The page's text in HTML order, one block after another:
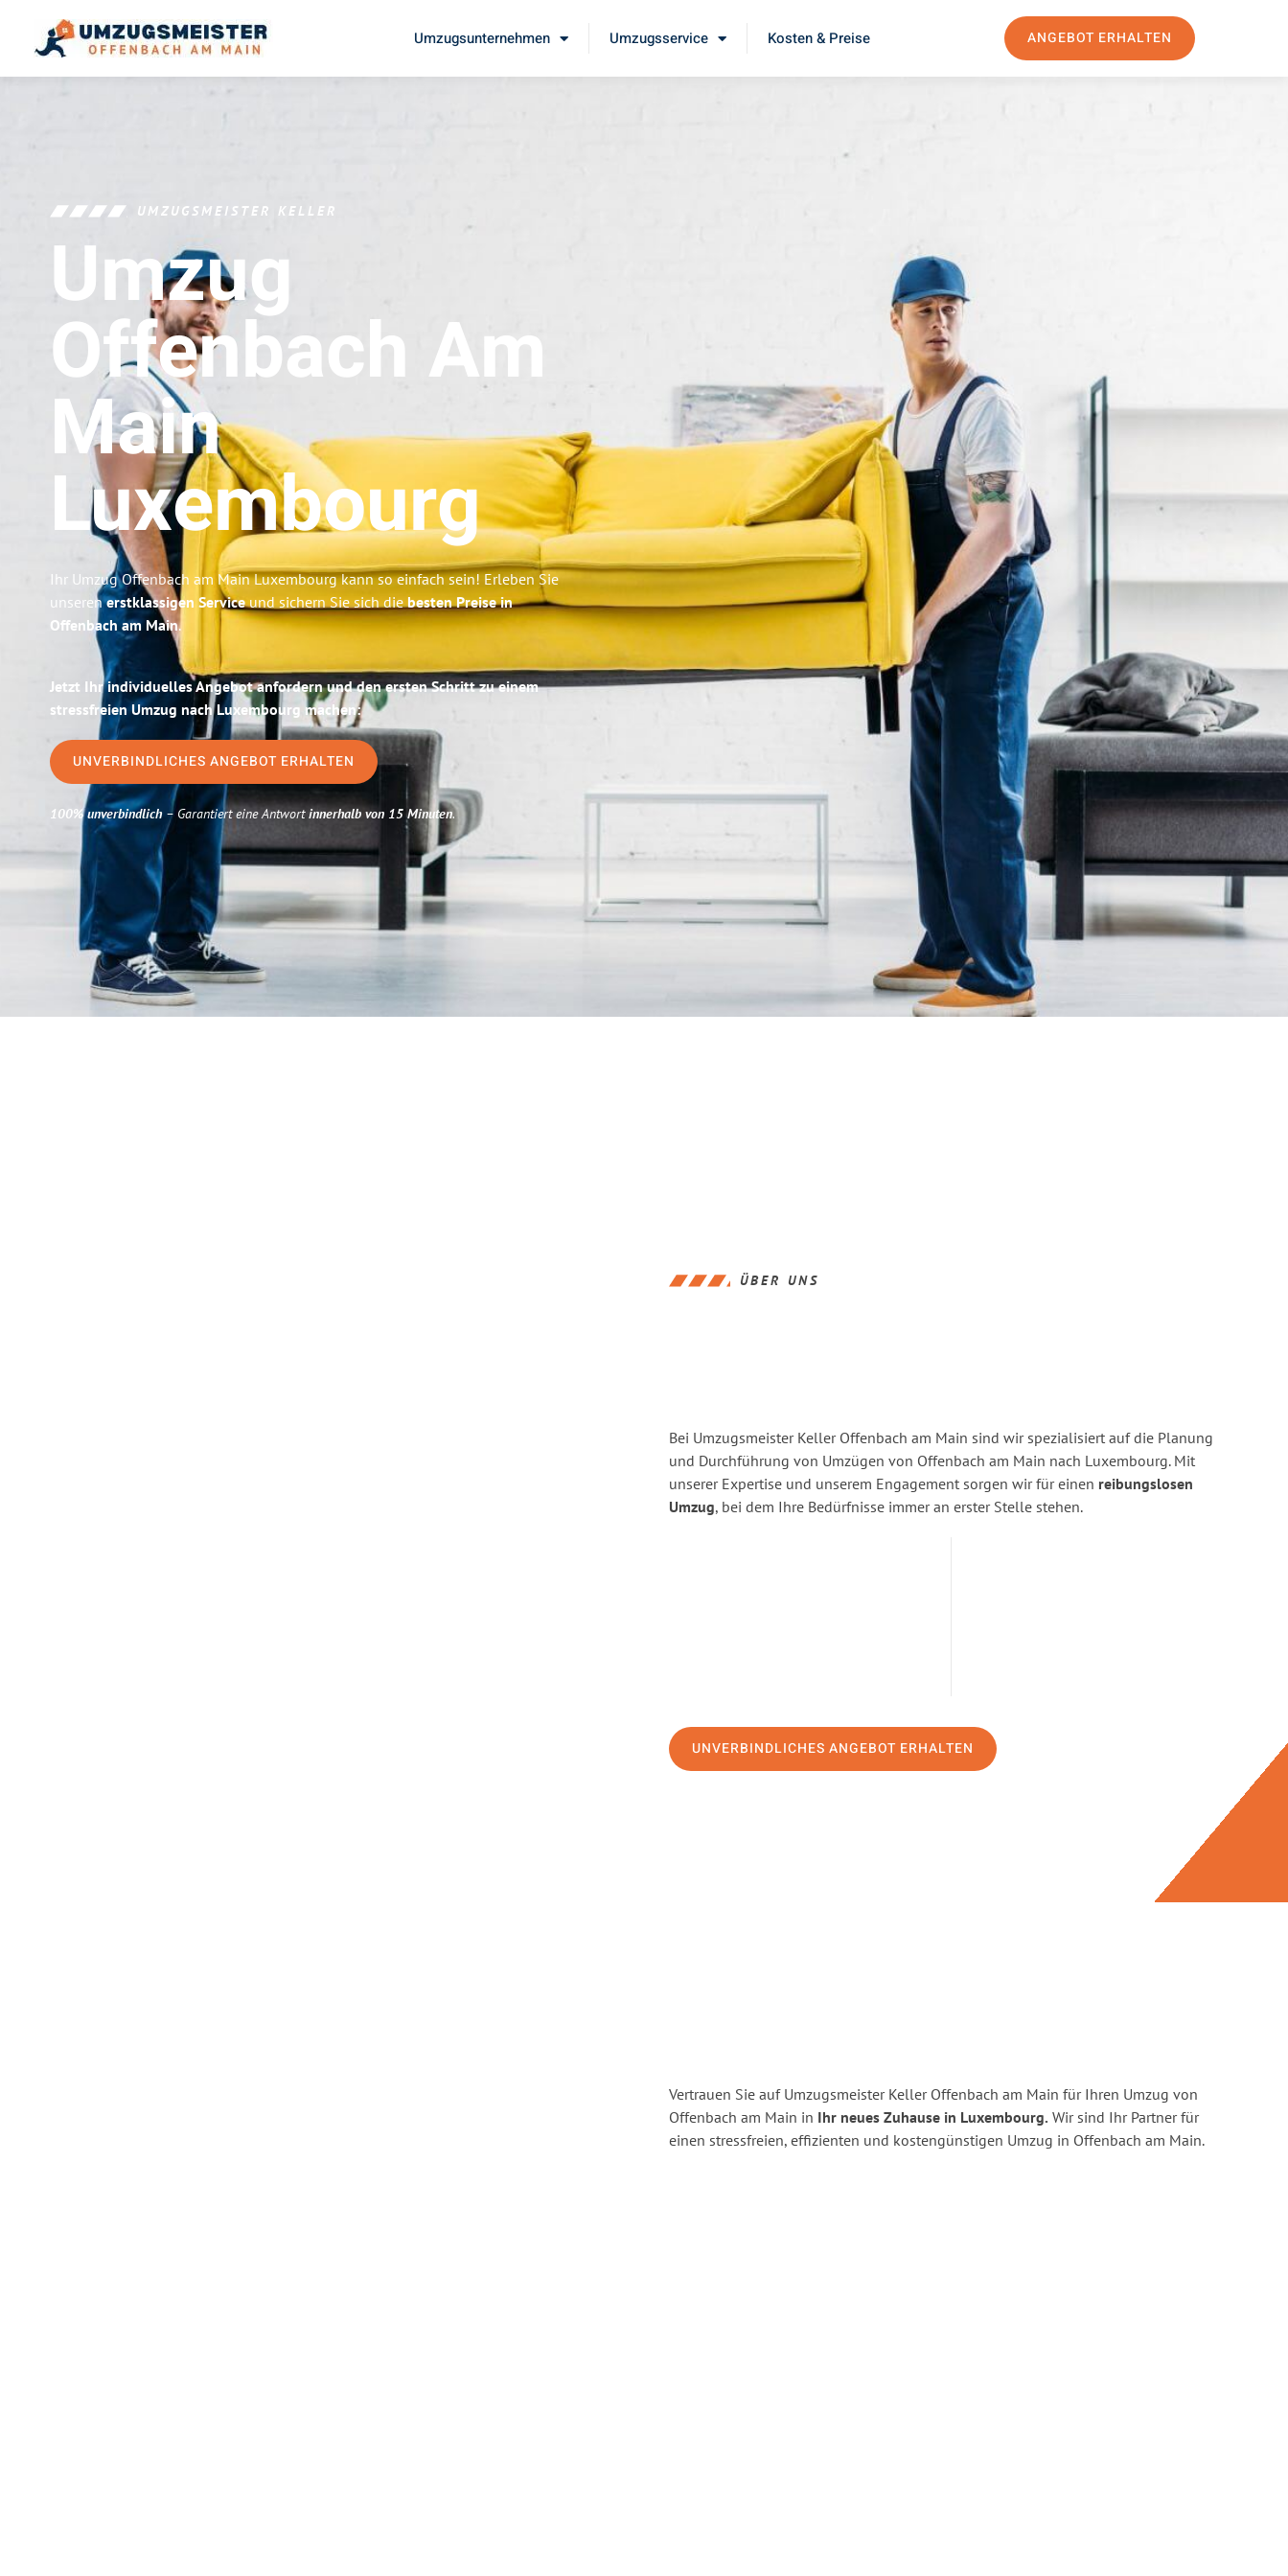
Umzugsunternehmen Umzugsservice Kosten & Preise ANGEBOT ERHALTEN
UMZUGSMEISTER KELLER
Umzug
Offenbach Am
Main
Luxembourg
Ihr Umzug Offenbach am Main Luxembourg kann so einfach sein! Erleben Sie
unserenerstklassigen Serviceund sichern Sie sich diebesten Preise in
Offenbach am Main.
Jetzt Ihr individuelles Angebot anfordern und den ersten Schritt zu einem
stressfreien Umzug nach Luxembourg machen:
UNVERBINDLICHES ANGEBOT ERHALTEN
100% unverbindlich– Garantiert eine Antwortinnerhalb von 15 Minuten.
ÜBER UNS
Bei Umzugsmeister Keller Offenbach am Main sind wir spezialisiert auf die Planung
und Durchführung von Umzügen von Offenbach am Main nach Luxembourg. Mit
unserer Expertise und unserem Engagement sorgen wir für einen reibungslosen
Umzug, bei dem Ihre Bedürfnisse immer an erster Stelle stehen.
UNVERBINDLICHES ANGEBOT ERHALTEN
Vertrauen Sie auf Umzugsmeister Keller Offenbach am Main für Ihren Umzug von
Offenbach am Main in Ihr neues Zuhause in Luxembourg. Wir sind Ihr Partner für
einen stressfreien, effizienten und kostengünstigen Umzug in Offenbach am Main.